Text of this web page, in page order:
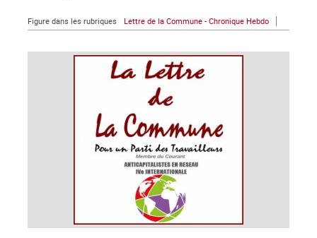
Figure dans les rubriques Lettre de la Commune - Chronique Hebdo